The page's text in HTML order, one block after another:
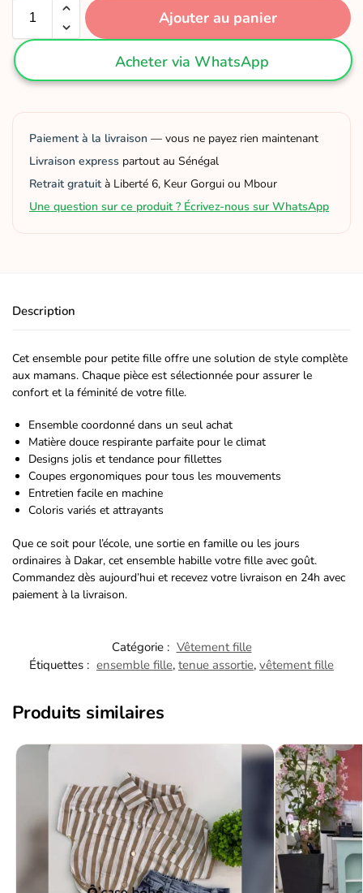
Ajouter au panier
Acheter via WhatsApp
Paiement à la livraison — vous ne payez rien maintenant
Livraison express partout au Sénégal
Retrait gratuità Liberté 6, Keur Gorgui ou Mbour
Une question sur ce produit ? Écrivez-nous sur WhatsApp
Description
Cet ensemble pour petite fille offre une solution de style complète
aux mamans. Chaque pièce est sélectionnée pour assurer le
confort et la féminité de votre fille.
Ensemble coordonné dans un seul achat
Matière douce respirante parfaite pour le climat
Designs jolis et tendance pour fillettes
Coupes ergonomiques pour tous les mouvements
Entretien facile en machine
Coloris variés et attrayants
Que ce soit pour l’école, une sortie en famille ou les jours
ordinaires à Dakar, cet ensemble habille votre fille avec goût.
Commandez dès aujourd’hui et recevez votre livraison en 24h avec
paiement à la livraison.
Catégorie : Vêtement fille
Étiquettes : ensemble fille, tenue assortie, vêtement fille
Produits similaires